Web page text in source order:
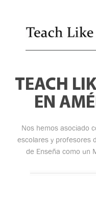
TEACH
EN
Nos hemos asociado
escolares y profesores
de Enseña como un